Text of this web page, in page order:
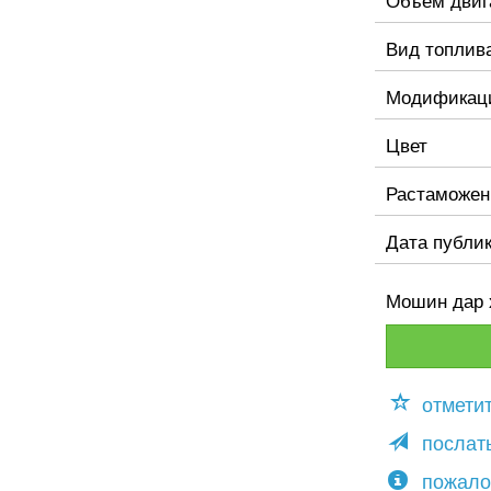
Вид
Цвет
Растаможен
Дата
Мошин дар